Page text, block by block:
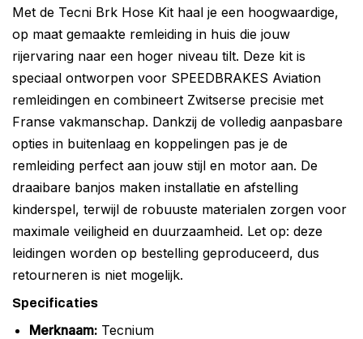
Met de Tecni Brk Hose Kit haal je een hoogwaardige,
op maat gemaakte remleiding in huis die jouw
rijervaring naar een hoger niveau tilt. Deze kit is
speciaal ontworpen voor SPEEDBRAKES Aviation
remleidingen en combineert Zwitserse precisie met
Franse vakmanschap. Dankzij de volledig aanpasbare
opties in buitenlaag en koppelingen pas je de
remleiding perfect aan jouw stijl en motor aan. De
draaibare banjos maken installatie en afstelling
kinderspel, terwijl de robuuste materialen zorgen voor
maximale veiligheid en duurzaamheid. Let op: deze
leidingen worden op bestelling geproduceerd, dus
retourneren is niet mogelijk.
Specificaties
Merknaam:Tecnium